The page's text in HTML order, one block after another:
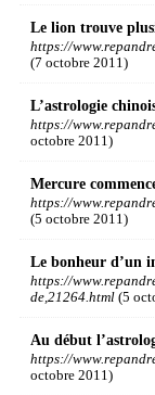
Le lion trouve
https://
(7 octobre 2011)
L’astrologie
https://
octobre 2011)
Mercure
https://
(5 octobre 2011)
Le bonheur d’un
https://
de,21264.html (5
Au début
https://
octobre 2011)